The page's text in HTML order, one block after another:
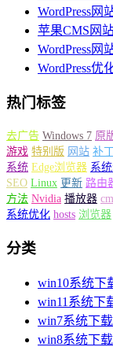
WordPress
苹果CMS网
WordPress网
WordPress
热门标签
去广告 Windows 7 原
游戏 特别版 网站 补
系统 Edge浏览器 系
SEO Linux 更新 路由
方法 Nvidia 播放器
系统优化 hosts 浏览器
分类
win10系统下
win11系统下
win7系统下载
win8系统下载